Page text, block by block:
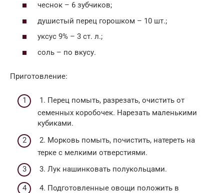
чеснок – 6 зубчиков;
душистый перец горошком – 10 шт.;
уксус 9% – 3 ст. л.;
соль – по вкусу.
Приготовление:
1. Перец помыть, разрезать, очистить от
семенных коробочек. Нарезать маленькими
кубиками.
2. Морковь помыть, почистить, натереть на
терке с мелкими отверстиями.
3. Лук нашинковать полукольцами.
4. Подготовленные овощи положить в